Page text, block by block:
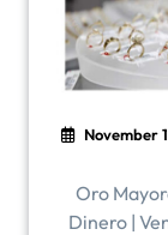
November
Oro
Dinero |